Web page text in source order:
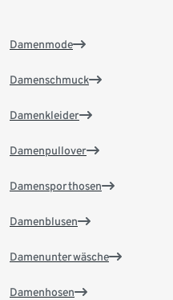
Damenmode
Damenschmuck
Damenkleider
Damenpullover
Damensporthosen
Damenblusen
Damenunterwäsche
Damenhosen